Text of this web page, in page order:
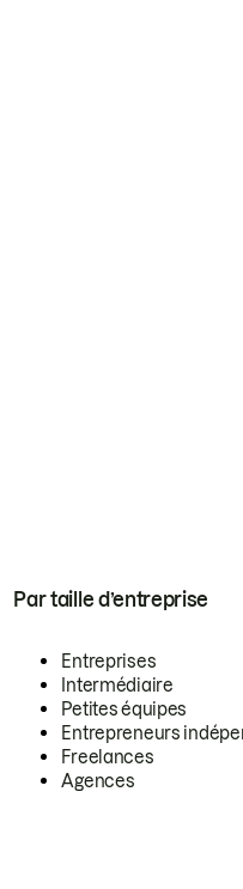
Par taille d’entreprise
Entreprises
Intermédiaire
Petites équipes
Entrepreneurs
Freelances
Agences